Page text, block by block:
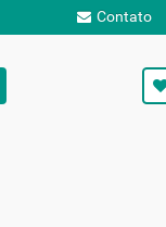
Contato